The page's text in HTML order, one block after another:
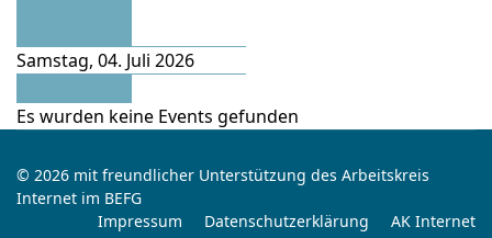
Samstag, 04. Juli 2026
Es wurden keine Events gefunden
© 2026 mit freundlicher Unterstützung des Arbeitskreis
Internet im BEFG
Impressum
Datenschutzerklärung AK Internet